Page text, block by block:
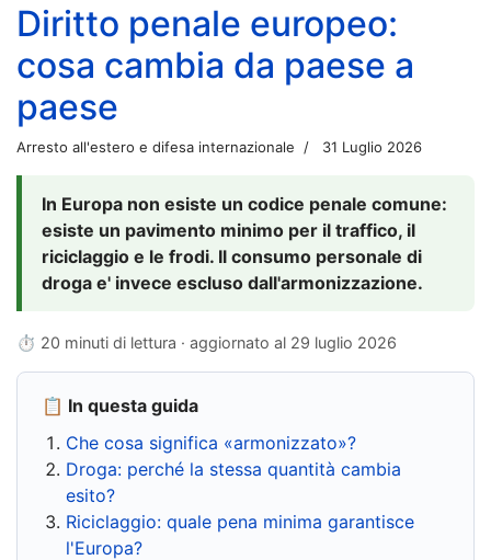
Diritto penale europeo:
cosa cambia da paese a
paese
Arresto all'estero e difesa internazionale 31 Luglio 2026
In Europa non esiste un codice penale comune:
esiste un pavimento minimo per il traffico, il
riciclaggio e le frodi. Il consumo personale di
droga e' invece escluso dall'armonizzazione.
⏱ 20 minuti di lettura · aggiornato al 29 luglio 2026
📋 In questa guida
Che cosa significa «armonizzato»?
Droga: perché la stessa quantità cambia
esito?
Riciclaggio: quale pena minima garantisce
l'Europa?